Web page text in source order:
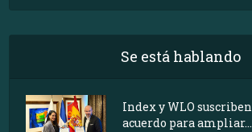
Se está hablando
Index y WLO suscriben
acuerdo para ampliar...